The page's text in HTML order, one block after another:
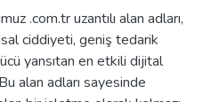
.com.tr uzantılı alan adları,
ciddiyeti, geniş tedarik
yansıtan en etkili dijital
alan adları sayesinde